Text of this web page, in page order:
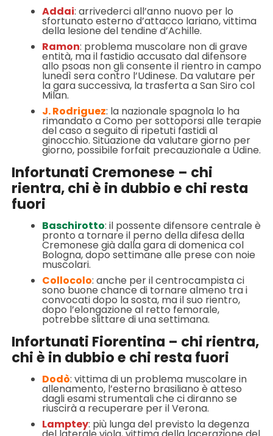
Addai: arrivederci all’anno nuovo per lo
sfortunato esterno d’attacco lariano, vittima
della lesione del tendine d’Achille.
Ramon: problema muscolare non di grave
entità, ma il fastidio accusato dal difensore
allo psoas non gli consente il rientro in campo
lunedì sera contro l’Udinese. Da valutare per
la gara successiva, la trasferta a San Siro col
Milan.
J. Rodriguez: la nazionale spagnola lo ha
rimandato a Como per sottoporsi alle terapie
del caso a seguito di ripetuti fastidi al
ginocchio. Situazione da valutare giorno per
giorno, possibile forfait precauzionale a Udine.
Infortunati Cremonese – chi
rientra, chi è in dubbio e chi resta
fuori
Baschirotto: il possente difensore centrale è
pronto a tornare il perno della difesa della
Cremonese già dalla gara di domenica col
Bologna, dopo settimane alle prese con noie
muscolari.
Collocolo: anche per il centrocampista ci
sono buone chance di tornare almeno tra i
convocati dopo la sosta, ma il suo rientro,
dopo l’elongazione al retto femorale,
potrebbe slittare di una settimana.
Infortunati Fiorentina – chi rientra,
chi è in dubbio e chi resta fuori
Dodò: vittima di un problema muscolare in
allenamento, l’esterno brasiliano è atteso
dagli esami strumentali che ci diranno se
riuscirà a recuperare per il Verona.
Lamptey: più lunga del previsto la degenza